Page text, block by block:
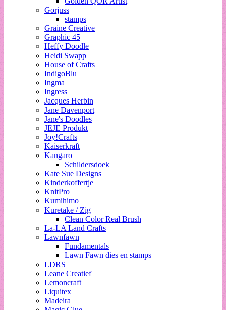
Gorjuss
stamps
Graine Creative
Graphic 45
Heffy Doodle
Heidi Swapp
House of Crafts
IndigoBlu
Ingma
Ingress
Jacques Herbin
Jane Davenport
Jane's Doodles
JEJE Produkt
Joy!Crafts
Kaiserkraft
Kangaro
Schildersdoek
Kate Sue Designs
Kinderkoffertje
KnitPro
Kumihimo
Kuretake / Zig
Clean Color Real Brush
La-LA Land Crafts
Lawnfawn
Fundamentals
Lawn Fawn dies en stamps
LDRS
Leane Creatief
Lemoncraft
Liquitex
Madeira